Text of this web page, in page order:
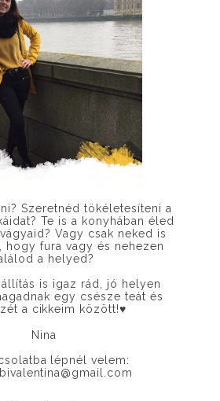
Szeretnéd tökéletesíteni a
Te is a konyhában éled
Vagy csak neked is
hogy fura vagy és nehezen
a helyed?
is igaz rád, jó helyen
egy csésze teát és
a cikkeim között!♥
Nina
lépnél velem: